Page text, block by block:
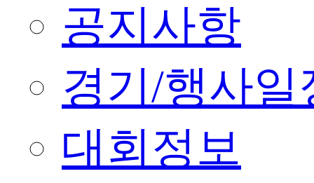
공지사항
경기/행사일
대회정보